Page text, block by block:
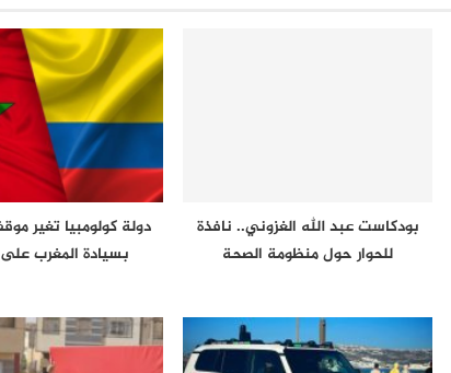
بودكاست عبد الله الغزوني.. نافذة
للحوار حول منظومة الصحة
دولة كولومبيا تغير
بسيادة المغرب